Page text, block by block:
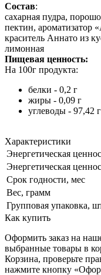
Состав:
сахарная пудра,
пектин, ароматизатор
краситель Аннато из
лимонная
Пищевая ценность:
На 100г продукта:
белки - 0,2 г
жиры - 0,09 г
углеводы - 97,42 г
Характеристики
Энергетическая
Энергетическая
Срок годности, мес
Вес, грамм
Групповая упаковка,
Как купить
Оформить заказ на
выбранные товары в
Корзина, проверьте
нажмите кнопку